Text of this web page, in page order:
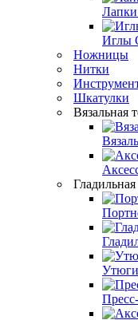
Лапки
Иглы
Ножницы
Нитки
Шкатулки
Вязальная
Утюги